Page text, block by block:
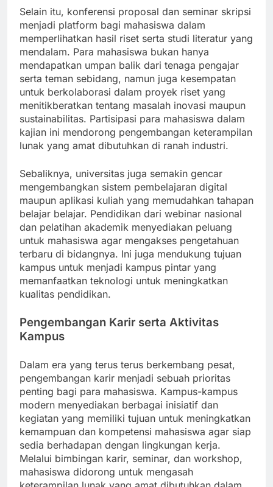
Selain itu, konferensi proposal dan seminar skripsi
menjadi platform bagi mahasiswa dalam
memperlihatkan hasil riset serta studi literatur yang
mendalam. Para mahasiswa bukan hanya
mendapatkan umpan balik dari tenaga pengajar
serta teman sebidang, namun juga kesempatan
untuk berkolaborasi dalam proyek riset yang
menitikberatkan tentang masalah inovasi maupun
sustainabilitas. Partisipasi para mahasiswa dalam
kajian ini mendorong pengembangan keterampilan
lunak yang amat dibutuhkan di ranah industri.
Sebaliknya, universitas juga semakin gencar
mengembangkan sistem pembelajaran digital
maupun aplikasi kuliah yang memudahkan tahapan
belajar belajar. Pendidikan dari webinar nasional
dan pelatihan akademik menyediakan peluang
untuk mahasiswa agar mengakses pengetahuan
terbaru di bidangnya. Ini juga mendukung tujuan
kampus untuk menjadi kampus pintar yang
memanfaatkan teknologi untuk meningkatkan
kualitas pendidikan.
Pengembangan Karir serta Aktivitas
Kampus
Dalam era yang terus terus berkembang pesat,
pengembangan karir menjadi sebuah prioritas
penting bagi para mahasiswa. Kampus-kampus
modern menyediakan berbagai inisiatif dan
kegiatan yang memiliki tujuan untuk meningkatkan
kemampuan dan kompetensi mahasiswa agar siap
sedia berhadapan dengan lingkungan kerja.
Melalui bimbingan karir, seminar, dan workshop,
mahasiswa didorong untuk mengasah